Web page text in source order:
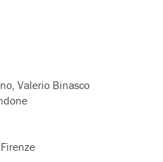
Valerio Binasco